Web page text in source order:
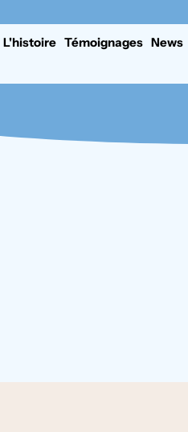
L'histoire Témoignages News